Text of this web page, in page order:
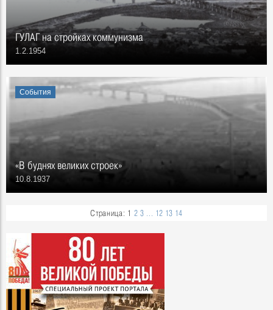
ГУЛАГ на стройках коммунизма
1.2.1954
События
«В буднях великих строек»
10.8.1937
Страница: 1 2 3 12 13 14